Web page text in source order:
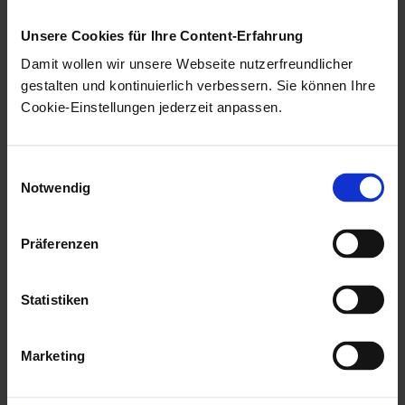
Unsere Cookies für Ihre Content-Erfahrung
Damit wollen wir unsere Webseite nutzerfreundlicher
gestalten und kontinuierlich verbessern. Sie können Ihre
Cookie-Einstellungen jederzeit anpassen.
Notwendig
Präferenzen
Statistiken
Marketing
vorliegen.
Anzahl Threads
Thread-Anzahl für parallele
Ausführung.
Anzahl auf eine parallele Ausführung umgestellt
werden. Eine Parallelisierung ist sinnvoll, wenn das
angebundene Archiv eine nicht vernachlässigbare
Latenz und Ausführungsgeschwindigkeit hat, aber